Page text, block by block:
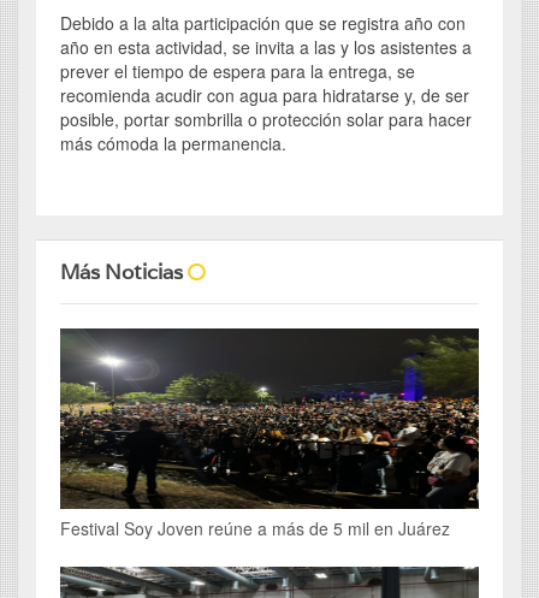
Debido a la alta participación que se registra año con
año en esta actividad, se invita a las y los asistentes a
prever el tiempo de espera para la entrega, se
recomienda acudir con agua para hidratarse y, de ser
posible, portar sombrilla o protección solar para hacer
más cómoda la permanencia.
Más Noticias
Festival Soy Joven reúne a más de 5 mil en Juárez